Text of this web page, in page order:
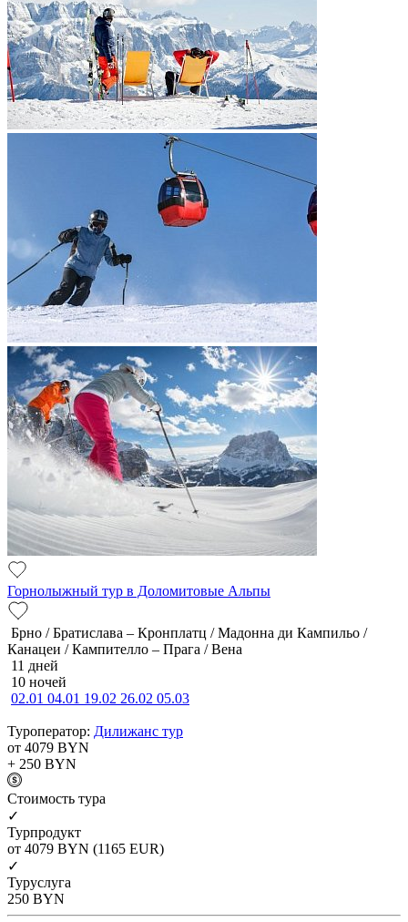
Горнолыжный тур в Доломитовые Альпы
Брно / Братислава – Кронплатц / Мадонна ди Кампильо /
Канацеи / Кампителло – Прага / Вена
11 дней
10 ночей
02.01 04.01 19.02 26.02 05.03
Туроператор: Дилижанс тур
от 4079 BYN
+ 250 BYN
Cтоимость тура
✓
Турпродукт
от 4079 BYN (1165 EUR)
✓
Туруслуга
250 BYN